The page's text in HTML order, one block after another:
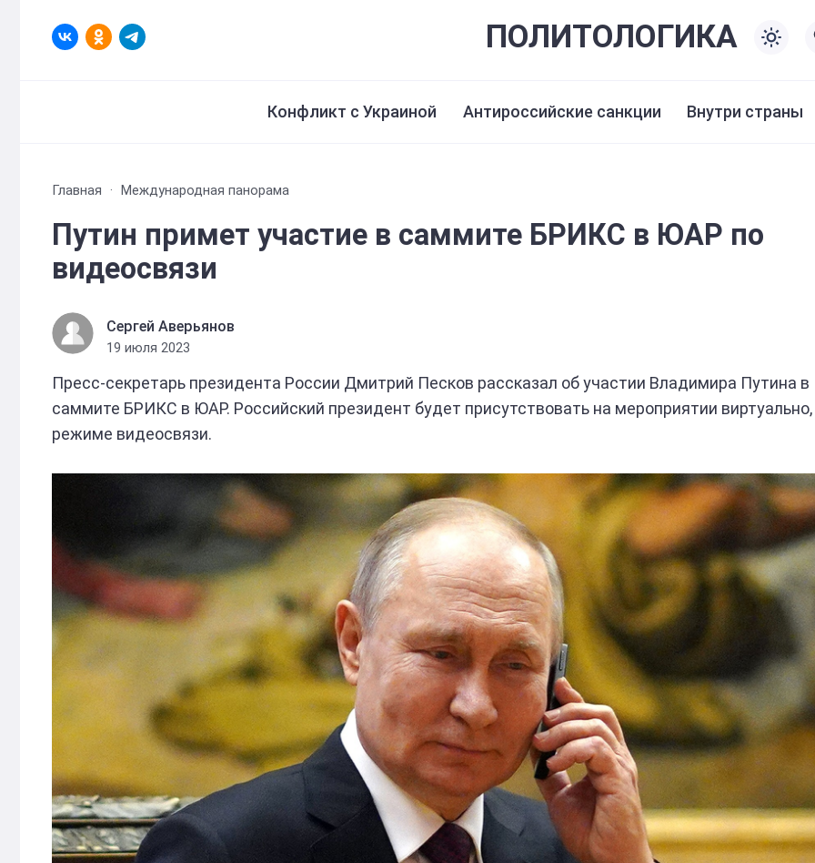
ПОЛИТОЛОГИКА
Конфликт с Украиной Антироссийские санкции Внутри страны
Главная Международная панорама
Путин примет участие в саммите БРИКС в ЮАР по
видеосвязи
Сергей Аверьянов
19 июля 2023
Пресс-секретарь президента России Дмитрий Песков рассказал об участии Владимира Путина в
саммите БРИКС в ЮАР. Российский президент будет присутствовать на мероприятии виртуально,
режиме видеосвязи.